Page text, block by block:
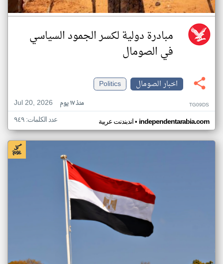
مبادرة دولية لكسر الجمود السياسي
في الصومال
اخبار الصومال
Politics
Jul 20, 2026
منذ ١٧ يوم TG09DS
اندبندنت عربية• independentarabia.com عدد الكلمات: ٩٤٩